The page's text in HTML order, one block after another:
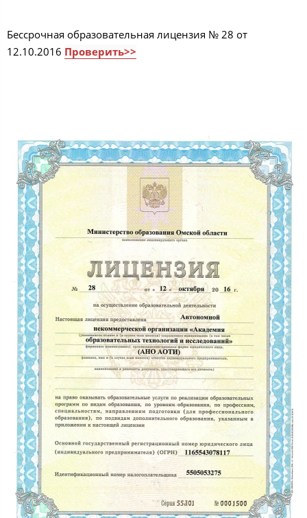
Бессрочная образовательная лицензия № 28 от
12.10.2016 Проверить>>